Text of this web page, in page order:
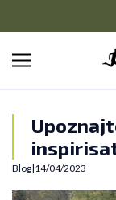
Blog|14/04/2023